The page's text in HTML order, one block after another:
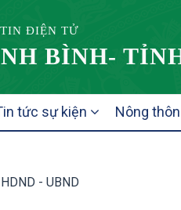
ĐIỆN TỬ
BÌNH-
tức sự kiện Nông
- UBND